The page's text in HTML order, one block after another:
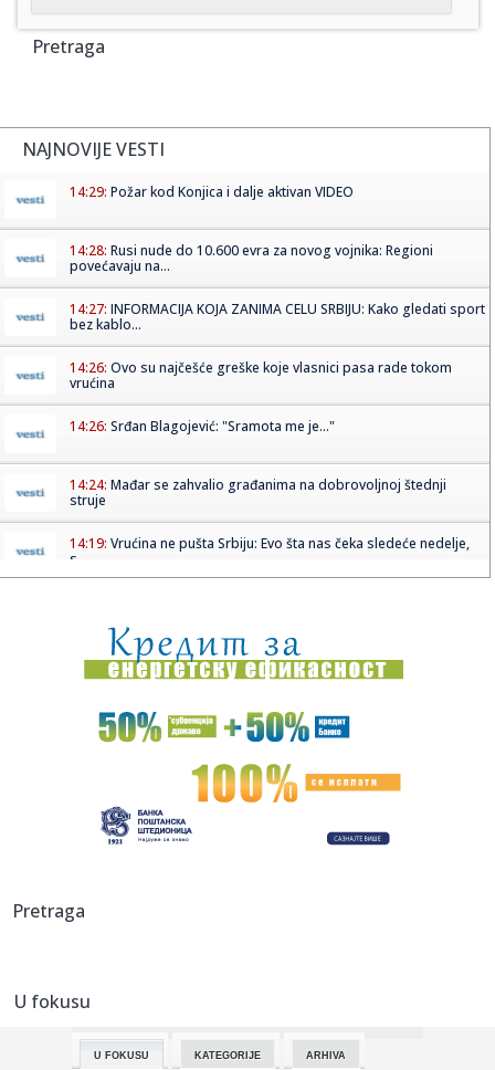
Pretraga
NAJNOVIJE VESTI
14:29: Požar kod Konjica i dalje aktivan VIDEO
14:28: Rusi nude do 10.600 evra za novog vojnika: Regioni
povećavaju na...
14:27: INFORMACIJA KOJA ZANIMA CELU SRBIJU: Kako gledati sport
bez kablo...
14:26: Ovo su najčešće greške koje vlasnici pasa rade tokom
vrućina
14:26: Srđan Blagojević: "Sramota me je..."
14:24: Mađar se zahvalio građanima na dobrovoljnoj štednji
struje
14:19: Vrućina ne pušta Srbiju: Evo šta nas čeka sledeće nedelje,
s...
14:19:ŠARANOV OTVORIO DUŠU O ŽELEZNIČARU: Otkrio tajnu
uspeha, a sp...
14:15:Panika u Bugarskoj – primećen dron; Eksplodiralo je
Apelacioni sud naložio Trampovoj administraciji da
14:08:Novi električni motor: Umesto retkih metala koristi druge
sistem ...
14:07:
Pretraga
U fokusu
U FOKUSU KATEGORIJE ARHIVA